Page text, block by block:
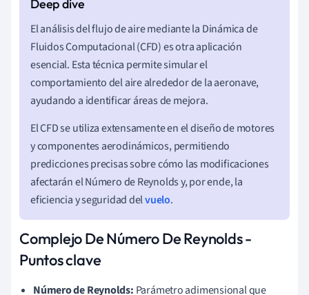
El análisis del flujo de aire mediante la Dinámica de
Fluidos Computacional (CFD) es otra aplicación
esencial. Esta técnica permite simular el
comportamiento del aire alrededor de la aeronave,
ayudando a identificar áreas de mejora.
El CFD se utiliza extensamente en el diseño de motores
y componentes aerodinámicos, permitiendo
predicciones precisas sobre cómo las modificaciones
afectarán el Número de Reynolds y, por ende, la
eficiencia y seguridad delvuelo.
Complejo De Número De Reynolds -
Puntos clave
Número de Reynolds: Parámetro adimensional que